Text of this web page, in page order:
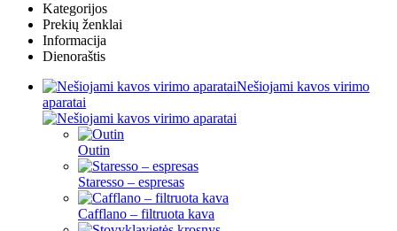
Kategorijos
Prekių ženklai
Informacija
Dienoraštis
Nešiojami kavos virimo
aparatai
Outin
Staresso – espresas
Cafflano – filtruota kava